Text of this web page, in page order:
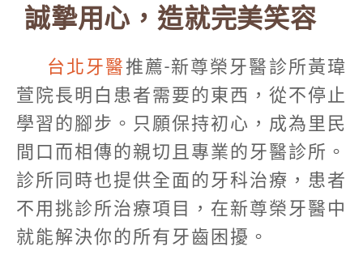
誠摯用心，造就完美笑容
台北牙醫 推薦-新尊榮牙醫診所黃瑋
萱院長明白患者需要的東西，從不停止
學習的腳步。只願保持初心，成為里民
間口而相傳的親切且專業的牙醫診所。
診所同時也提供全面的牙科治療，患者
不用挑診所治療項目，在新尊榮牙醫中
就能解決你的所有牙齒困擾。